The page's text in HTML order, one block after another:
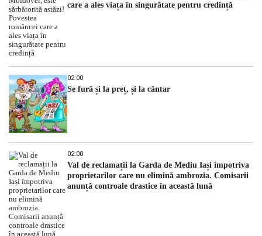
care a ales viața în singurătate pentru credință
02:00
Se fură și la preț, și la cântar
02:00
Val de reclamații la Garda de Mediu Iași împotriva
proprietarilor care nu elimină ambrozia. Comisarii
anunță controale drastice în această lună